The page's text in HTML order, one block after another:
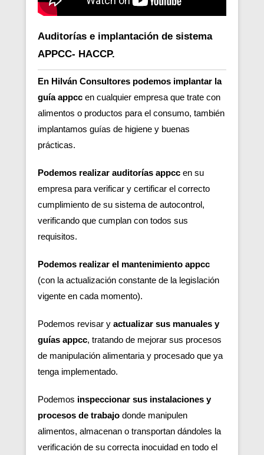
Auditorías e implantación de sistema
APPCC- HACCP.
En Hilván Consultores podemos implantar la
guía appcc en cualquier empresa que trate con
alimentos o productos para el consumo, también
implantamos guías de higiene y buenas
prácticas.
Podemos realizar auditorías appcc en su
empresa para verificar y certificar el correcto
cumplimiento de su sistema de autocontrol,
verificando que cumplan con todos sus
requisitos.
Podemos realizar el mantenimiento appcc
(con la actualización constante de la legislación
vigente en cada momento).
Podemos revisar y actualizar sus manuales y
guías appcc, tratando de mejorar sus procesos
de manipulación alimentaria y procesado que ya
tenga implementado.
Podemos inspeccionar sus instalaciones y
procesos de trabajo donde manipulen
alimentos, almacenan o transportan dándoles la
verificación de su correcta inocuidad en todo el